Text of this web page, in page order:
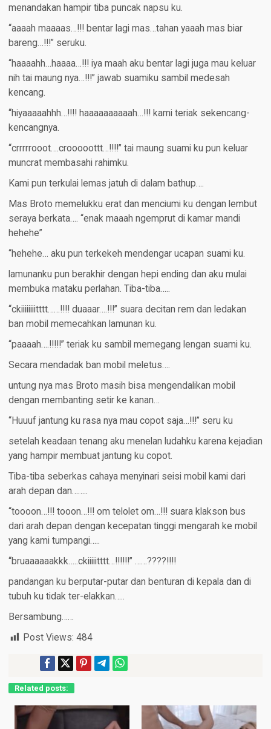
menandakan hampir tiba puncak napsu ku.
“aaaah maaaas…!!! bentar lagi mas…tahan yaaah mas biar
bareng…!!!” seruku.
“haaaahh…haaaa…!!! iya maah aku bentar lagi juga mau keluar
nih tai maung nya…!!!” jawab suamiku sambil medesah
kencang.
“hiyaaaaahhh…!!!! haaaaaaaaaah…!!! kami teriak sekencang-
kencangnya.
“crrrrrooot….crooooottt…!!!!” tai maung suami ku pun keluar
muncrat membasahi rahimku.
Kami pun terkulai lemas jatuh di dalam bathup….
Mas Broto memelukku erat dan menciumi ku dengan lembut
seraya berkata…. “enak maaah ngemprut di kamar mandi
hehehe”
“hehehe… aku pun terkekeh mendengar ucapan suami ku.
lamunanku pun berakhir dengan hepi ending dan aku mulai
membuka mataku perlahan. Tiba-tiba…..
“ckiiiiiiiitttt……!!!! duaaar….!!!” suara decitan rem dan ledakan
ban mobil memecahkan lamunan ku.
“paaaah….!!!!!” teriak ku sambil memegang lengan suami ku.
Secara mendadak ban mobil meletus….
untung nya mas Broto masih bisa mengendalikan mobil
dengan membanting setir ke kanan…
“Huuuf jantung ku rasa nya mau copot saja…!!!” seru ku
setelah keadaan tenang aku menelan ludahku karena kejadian
yang hampir membuat jantung ku copot.
Tiba-tiba seberkas cahaya menyinari seisi mobil kami dari
arah depan dan……..
“toooon…!!! tooon…!!! om telolet om…!!! suara klakson bus
dari arah depan dengan kecepatan tinggi mengarah ke mobil
yang kami tumpangi…..
“bruaaaaaakkk…..ckiiiiitttt…!!!!!!” ……????!!!!
pandangan ku berputar-putar dan benturan di kepala dan di
tubuh ku tidak ter-elakkan…..
Bersambung……
Post Views: 484
Related posts: